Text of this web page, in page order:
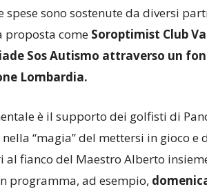
spese sono sostenute da diversi
proposta come Soroptimist Club
Sos Autismo attraverso un
Lombardia.
è il supporto dei golfisti di
“magia” del mettersi in gioco
al fianco del Maestro Alberto
programma, ad esempio,